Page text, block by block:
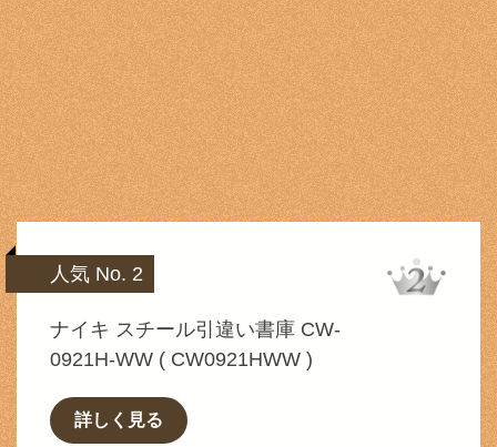
人気 No. 2
ナイキ スチール引違い書庫 CW-
0921H-WW ( CW0921HWW )
詳しく見る